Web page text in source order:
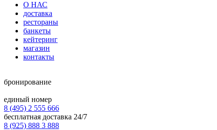
О НАС
доставка
рестораны
банкеты
кейтеринг
магазин
контакты
бронирование
единый номер
8 (495) 2 555 666
бесплатная доставка 24/7
8 (925) 888 3 888